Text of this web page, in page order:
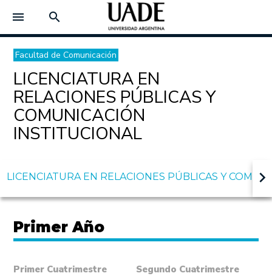
menu search
Facultad de Comunicación
LICENCIATURA EN
RELACIONES PÚBLICAS Y
COMUNICACIÓN
INSTITUCIONAL
LICENCIATURA EN RELACIONES PÚBLICAS Y keyboard_arrow_right
Primer Año
Primer Cuatrimestre Segundo Cuatrimestre